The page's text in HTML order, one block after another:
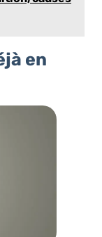
en